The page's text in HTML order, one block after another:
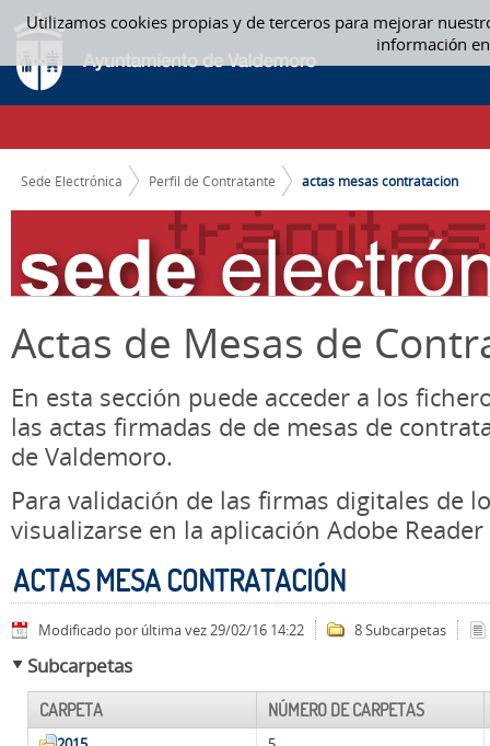
Utilizamos cookies propias y de terceros para mejorar
información
Saltar al contenido
ACTAS MESA CONTRATACIÓN - ACTAS MESAS CONTRATACION
CAMINO DE MIGAS
Sede Electrónica Perfil de Contratante actas mesas contratacion
Actas de Mesas de
En esta sección puede acceder a los
las actas firmadas de de mesas de
de Valdemoro.
Para validación de las firmas digitales de
visualizarse en la aplicación Adobe Reader
ACTAS MESA CONTRATACIÓN
Modificado por última vez 29/02/16 14:22 8 Subcarpetas
Subcarpetas
CARPETA NÚMERO DE CARPETAS